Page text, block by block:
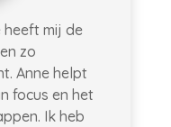
heeft mij de
zo
Anne helpt
focus en het
Ik heb